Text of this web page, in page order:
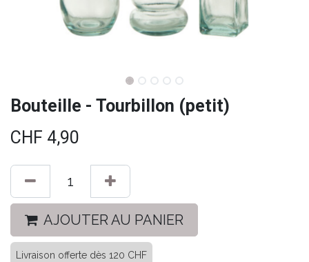
Bouteille - Tourbillon (petit)
CHF 4,90
AJOUTER AU PANIER
Livraison offerte dès 120 CHF